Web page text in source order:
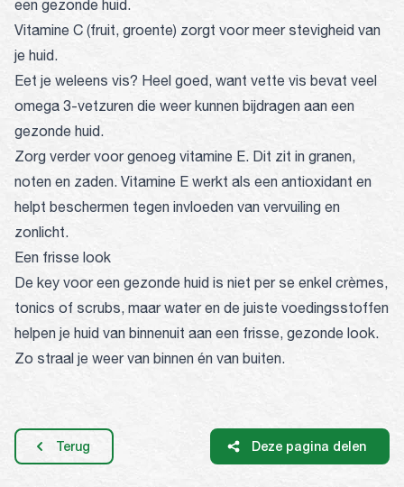
een gezonde huid.
Vitamine C (fruit, groente) zorgt voor meer stevigheid van
je huid.
Eet je weleens vis? Heel goed, want vette vis bevat veel
omega 3-vetzuren die weer kunnen bijdragen aan een
gezonde huid.
Zorg verder voor genoeg vitamine E. Dit zit in granen,
noten en zaden. Vitamine E werkt als een antioxidant en
helpt beschermen tegen invloeden van vervuiling en
zonlicht.
Een frisse look
De key voor een gezonde huid is niet per se enkel crèmes,
tonics of scrubs, maar water en de juiste voedingsstoffen
helpen je huid van binnenuit aan een frisse, gezonde look.
Zo straal je weer van binnen én van buiten.
Terug Deze pagina delen